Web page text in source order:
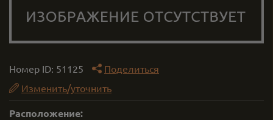
Номер ID: 51125
Поделиться
Изменить/уточнить
Расположение: